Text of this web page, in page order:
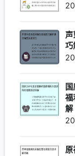
声
巧
福
解
原